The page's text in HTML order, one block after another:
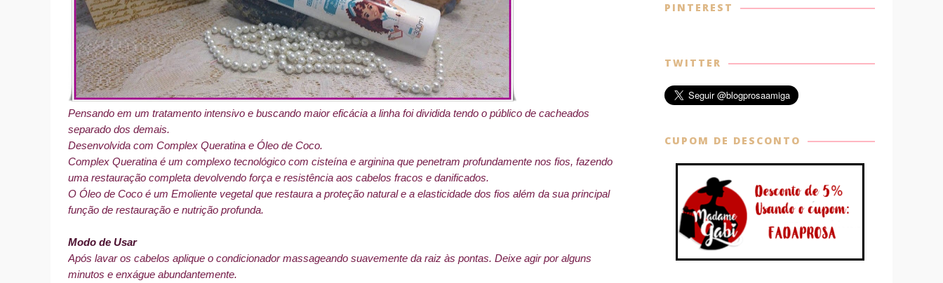
Pensando em um tratamento intensivo e buscando maior eficácia a linha foi dividida tendo o público de cacheados
separado dos demais.
Desenvolvida com Complex Queratina e Óleo de Coco.
Complex Queratina é um complexo tecnológico com cisteína e arginina que penetram profundamente nos fios, fazendo
uma restauração completa devolvendo força e resistência aos cabelos fracos e danificados.
O Óleo de Coco é um Emoliente vegetal que restaura a proteção natural e a elasticidade dos fios além da sua principal
função de restauração e nutrição profunda.
Modo de Usar
Após lavar os cabelos aplique o condicionador massageando suavemente da raiz às pontas. Deixe agir por alguns
minutos e enxágue abundantemente.
PINTEREST
TWITTER
CUPOM DE DESCONTO